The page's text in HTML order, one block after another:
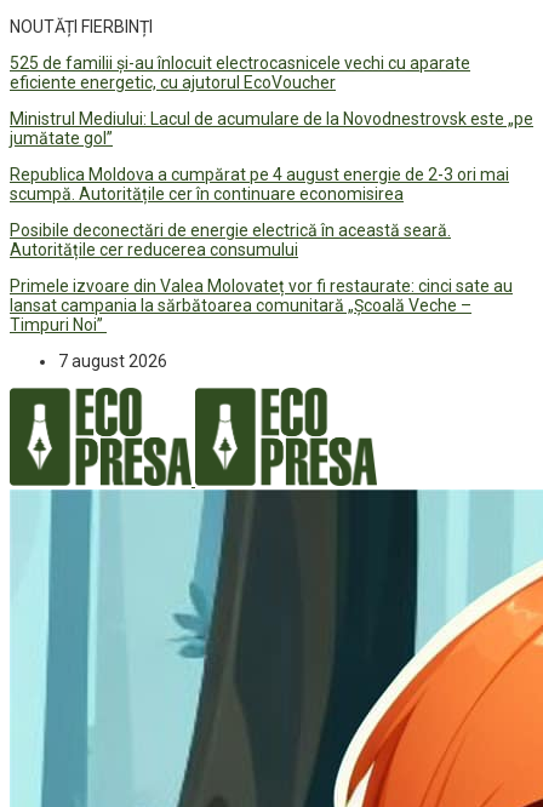
NOUTĂȚI FIERBINȚI
525 de familii și-au înlocuit electrocasnicele vechi cu aparate
eficiente energetic, cu ajutorul EcoVoucher
Ministrul Mediului: Lacul de acumulare de la Novodnestrovsk este „pe
jumătate gol”
Republica Moldova a cumpărat pe 4 august energie de 2-3 ori mai
scumpă. Autoritățile cer în continuare economisirea
Posibile deconectări de energie electrică în această seară.
Autoritățile cer reducerea consumului
Primele izvoare din Valea Molovateț vor fi restaurate: cinci sate au
lansat campania la sărbătoarea comunitară „Școală Veche –
Timpuri Noi”
7 august 2026